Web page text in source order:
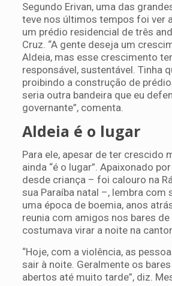
Segundo Erivan, uma das
teve nos últimos tempos foi ver
um prédio residencial de três
Cruz. “A gente deseja um
Aldeia, mas esse crescimento
responsável, sustentável. Tinha
proibindo a construção de
seria outra bandeira que eu
governante”, comenta.
Aldeia é o lugar
Para ele, apesar de ter crescido
ainda “é o lugar”. Apaixonado
desde criança – foi calouro na
sua Paraíba natal –, lembra com
uma época de boemia, anos
reunia com amigos nos bares de
costumava virar a noite na
“Hoje, com a violência, as
sair à noite. Geralmente os
abertos até muito tarde”, diz.